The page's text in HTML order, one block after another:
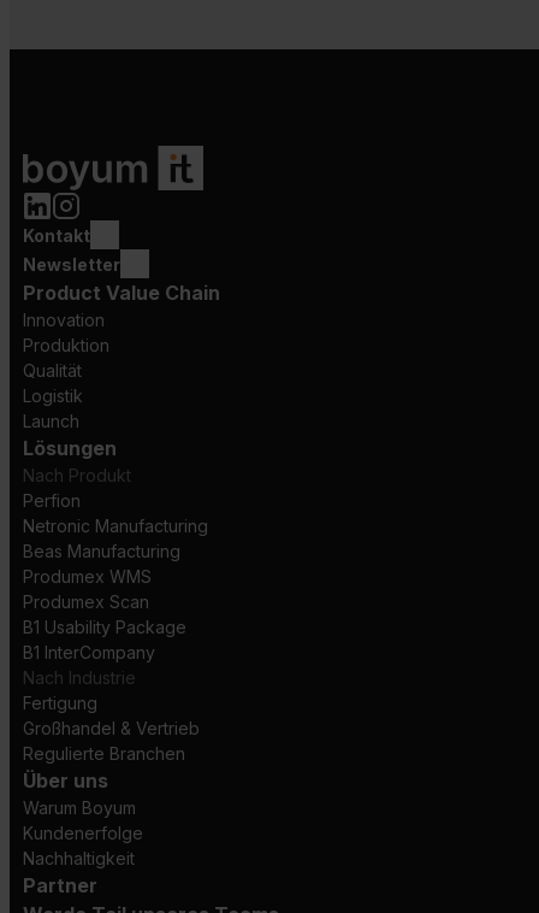
Kontakt
Newsletter
Product Value Chain
Innovation
Produktion
Qualität
Logistik
Launch
Lösungen
Nach Produkt
Perfion
Netronic Manufacturing
Beas Manufacturing
Produmex WMS
Produmex Scan
B1 Usability Package
B1 InterCompany
Nach Industrie
Fertigung
Großhandel & Vertrieb
Regulierte Branchen
Über uns
Warum Boyum
Kundenerfolge
Nachhaltigkeit
Partner